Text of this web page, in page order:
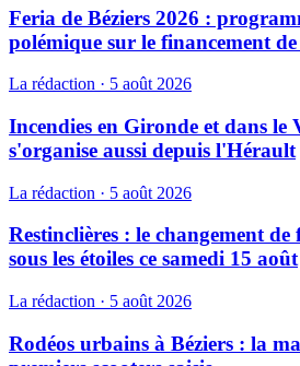
Feria de Béziers 2026 :
polémique sur le financement
La rédaction · 5 août 2026
Incendies en Gironde et dans le
s'organise aussi depuis l'Hérault
La rédaction · 5 août 2026
Restinclières : le changement
sous les étoiles ce samedi 15 août
La rédaction · 5 août 2026
Rodéos urbains à Béziers : la